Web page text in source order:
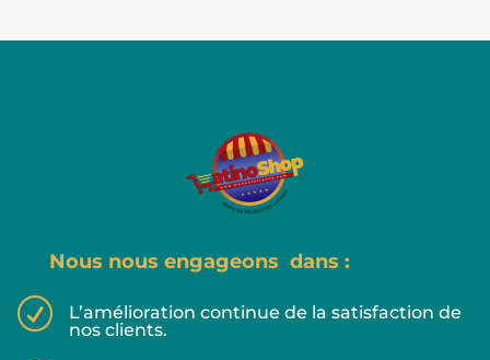
Nous nous engageons dans :
R
L’amélioration continue de la satisfaction de
nos clients.